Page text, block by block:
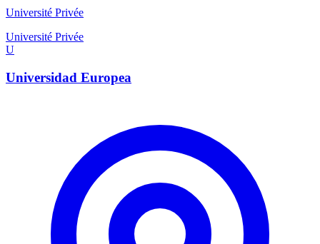
Université Privée
Université Privée
U
Universidad Europea